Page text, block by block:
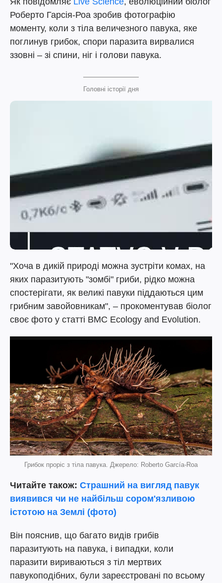
Роберто Гарсія-Роа зробив фотографію
моменту, коли з тіла величезного павука, яке
поглинув грибок, спори паразита вирвалися
ззовні – зі спини, ніг і голови павука.
Головні історії дня
"Хоча в дикій природі можна зустріти комах, на
яких паразитують "зомбі" гриби, рідко можна
спостерігати, як великі павуки піддаються цим
грибним завойовникам", – прокоментував біолог
своє фото у статті BMC Ecology and Evolution.
Грибок проріс з тіла павука. Джерело: Roberto García-Roa
Читайте також: Страшний на вигляд павук
виявився чи не найбільш сором'язливою
істотою на Землі (фото)
Він пояснив, що багато видів грибів
паразитують на павука, і випадки, коли
паразити вириваються з тіл мертвих
павукоподібних, були зареєстровані по всьому